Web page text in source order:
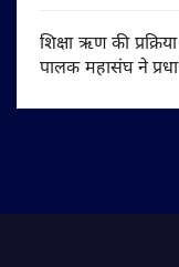
शिक्षा ऋण की
पालक महासंघ ने